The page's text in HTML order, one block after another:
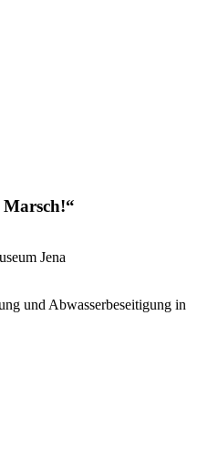
Marsch!“
Jena
und Abwasserbeseitigung in